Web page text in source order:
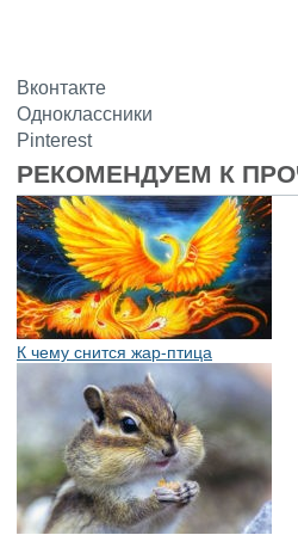
Вконтакте
Одноклассники
Pinterest
РЕКОМЕНДУЕМ К
К чему снится жар-птица